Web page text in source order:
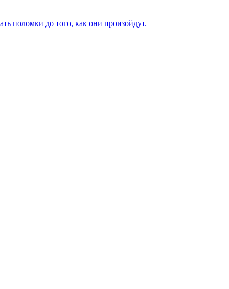
поломки до того, как они произойдут.